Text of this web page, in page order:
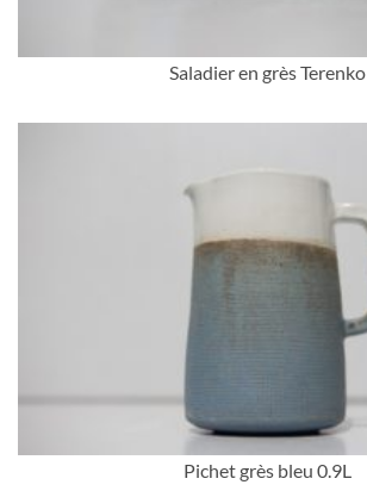
Saladier en grès Terenko
Pichet grès bleu 0.9L